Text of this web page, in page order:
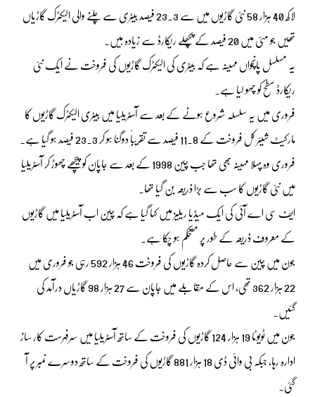
لاکھ 40 ہزار 58 نئی گاڑیوں میں سے 23.3 فیصد بیٹری سے چلنے والی الیکٹرک گاڑیاں
تھیں جو مئی میں 20 فیصد کے پچھلے ریکارڈ سے زیادہ ہیں۔
یہ مسلسل پانچواں مہینہ ہے کہ بیٹری کی الیکٹرک گاڑیوں کی فروخت نے ایک نئی
ریکارڈ سطح کو چھو لیا ہے۔
فروری میں یہ سلسلہ شروع ہونے کے بعد سے آسٹریلیا میں بیٹری الیکٹرک گاڑیوں کا
مارکیٹ شیئر کل فروخت کے 11.8 فیصد سے تقریباً دوگنا ہو کر 23.3 فیصد ہو گیا ہے۔
فروری وہ پہلا مہینہ بھی تھا جب چین 1998 کے بعد سے جاپان کو پیچھے چھوڑ کر آسٹریلیا
میں نئی گاڑیوں کا سب سے بڑا ذریعہ بن گیا تھا۔
ایف سی اے آئی کی ایک میڈیا ریلیز میں کہا گیا ہے کہ چین اب آسٹریلیا میں گاڑیوں
کے معروف ذریعہ کے طور پر مستحکم ہو چکا ہے۔
جون میں چین سے حاصل کردہ گاڑیوں کی فروخت 46 ہزار 592 رہی جو فروری میں
22 ہزار 362 تھی، اس کے مقابلے میں جاپان سے 27 ہزار 98 گاڑیاں درآمد کی
گئیں۔
جون میں ٹویوٹا 19 ہزار 124 گاڑیوں کی فروخت کے ساتھ آسٹریلیا میں سرفہرست کار ساز
ادارہ رہا، جبکہ بی وائی ڈی 18 ہزار 881 گاڑیوں کی فروخت کے ساتھ دوسرے نمبر پر آ
گئی۔